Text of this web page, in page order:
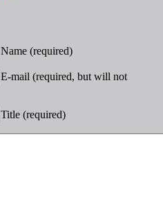
Name (required)
E-mail (required, but will not
Title (required)